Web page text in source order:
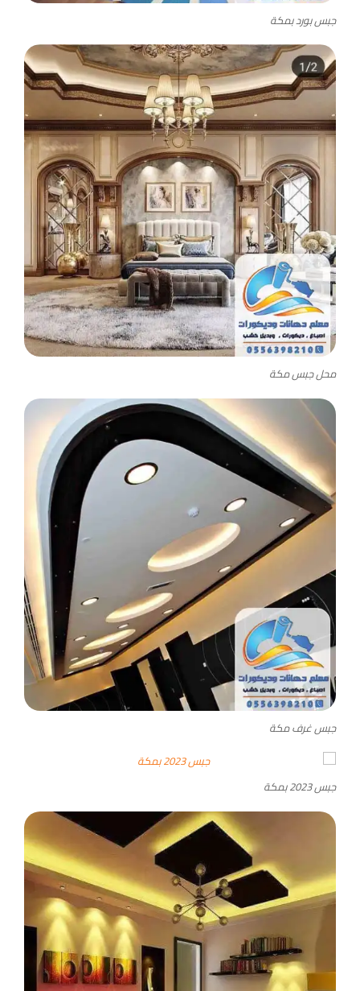
جبس بورد بمكة
محل جبس مكة
جبس غرف مكة
جبس 2023 بمكة